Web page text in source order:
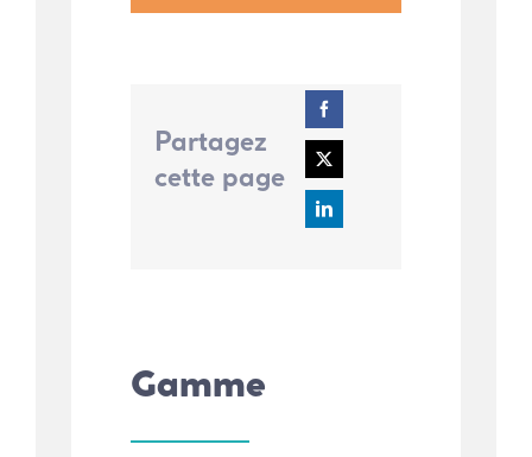
Partagez
cette page
Gamme